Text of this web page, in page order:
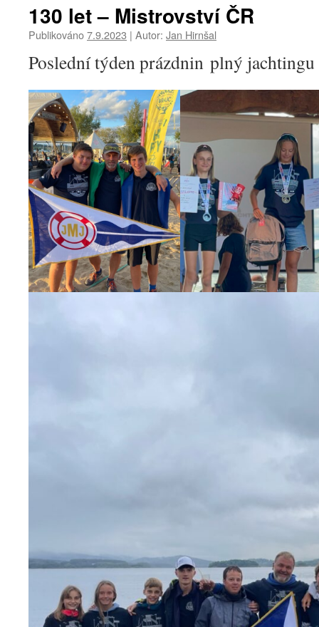
webu
130 let – Mistrovství ČR
Publikováno7.9.2023 | Autor: Jan Hirnšal
Poslední týden prázdnin plný jachtingu